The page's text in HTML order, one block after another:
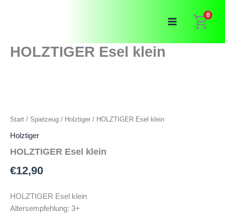
0
HOLZTIGER Esel klein
Start / Spielzeug / Holztiger / HOLZTIGER Esel klein
Holztiger
HOLZTIGER Esel klein
€12,90
HOLZTIGER Esel klein
Altersempfehlung: 3+